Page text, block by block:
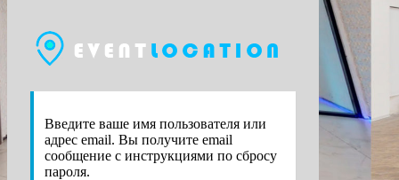
https://
Введите ваше имя пользователя или
адрес email. Вы получите email
сообщение с инструкциями по сбросу
пароля.